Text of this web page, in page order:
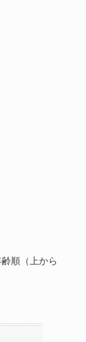
順（上から